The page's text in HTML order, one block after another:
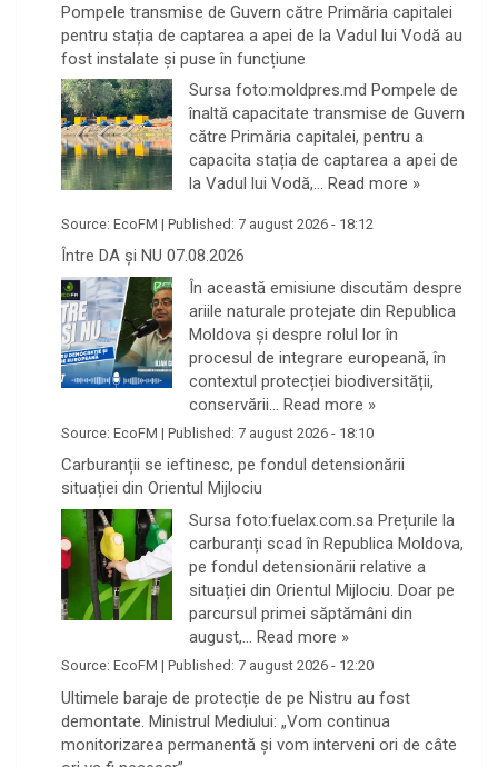
Pompele transmise de Guvern către Primăria capitalei
pentru stația de captarea a apei de la Vadul lui Vodă au
fost instalate și puse în funcțiune
Sursa foto:moldpres.md Pompele de
înaltă capacitate transmise de Guvern
către Primăria capitalei, pentru a
capacita stația de captarea a apei de
la Vadul lui Vodă,… Read more »
Source: EcoFM | Published: 7 august 2026 - 18:12
Între DA și NU 07.08.2026
În această emisiune discutăm despre
ariile naturale protejate din Republica
Moldova și despre rolul lor în
procesul de integrare europeană, în
contextul protecției biodiversității,
conservării… Read more »
Source: EcoFM | Published: 7 august 2026 - 18:10
Carburanții se ieftinesc, pe fondul detensionării
situației din Orientul Mijlociu
Sursa foto:fuelax.com.sa Prețurile la
carburanți scad în Republica Moldova,
pe fondul detensionării relative a
situației din Orientul Mijlociu. Doar pe
parcursul primei săptămâni din
august,… Read more »
Source: EcoFM | Published: 7 august 2026 - 12:20
Ultimele baraje de protecție de pe Nistru au fost
demontate. Ministrul Mediului: „Vom continua
monitorizarea permanentă și vom interveni ori de câte